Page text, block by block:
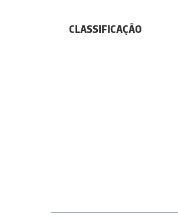
CLASSIFICAÇÃO